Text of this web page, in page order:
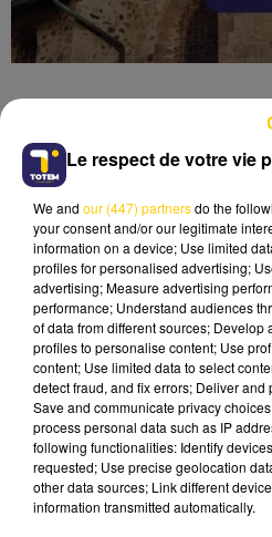
19 mai 2025 - 6 min 13 sec
L'INFO DE LA
19/05/25 À 12H30
Ecoutez sur Totem
le pays de Brioude et
de nos journalistes sur le
Le respect de votre vie
We and our (447) partnersdo the
your consent and/or our legitimate
information on a device; Use limited
profiles for personalised advertising;
advertising; Measure advertising
performance; Understand audiences
of data from different sources; Develop
profiles to personalise content; Use
content; Use limited data to select
detect fraud, and fix errors; Deliver
Save and communicate privacy
process personal data such as IP
following functionalities: Identify
requested; Use precise geolocation
other data sources; Link different
information transmitted automatically.